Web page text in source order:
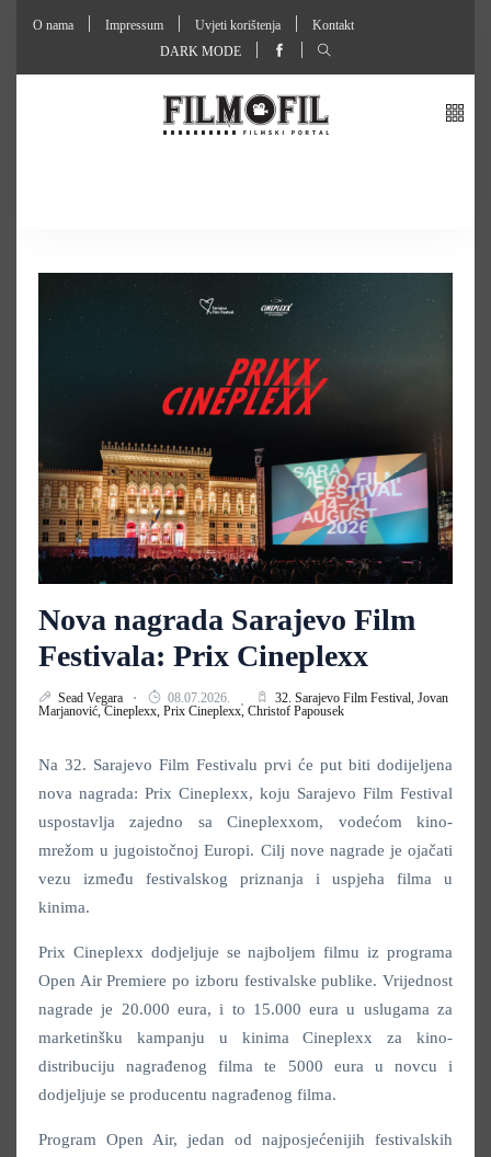
O nama Impressum Uvjeti korištenja
Kontakt
DARK MODE
Nova nagrada Sarajevo Film
Festivala: Prix Cineplexx
Sead Vegara 08.07.2026. 32. Sarajevo Film Festival, Jovan
Marjanović,Cineplexx, Prix Cineplexx, Christof Papousek
Na 32. Sarajevo Film Festivalu prvi će put biti dodijeljena
nova nagrada: Prix Cineplexx, koju Sarajevo Film Festival
uspostavlja zajedno sa Cineplexxom, vodećom kino-
mrežom u jugoistočnoj Europi. Cilj nove nagrade je ojačati
vezu između festivalskog priznanja i uspjeha filma u
kinima.
Prix Cineplexx dodjeljuje se najboljem filmu iz programa
Open Air Premiere po izboru festivalske publike. Vrijednost
nagrade je 20.000 eura, i to 15.000 eura u uslugama za
marketinšku kampanju u kinima Cineplexx za kino-
distribuciju nagrađenog filma te 5000 eura u novcu i
dodjeljuje se producentu nagrađenog filma.
Program Open Air, jedan od najposjećenijih festivalskih